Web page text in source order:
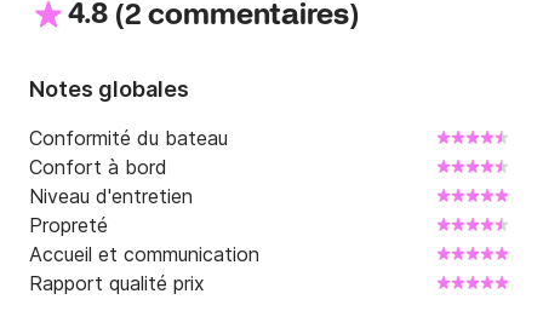
4.8 (2 commentaires)
Notes globales
Conformité du bateau
Confort à bord
Niveau d'entretien
Propreté
Accueil et communication
Rapport qualité prix